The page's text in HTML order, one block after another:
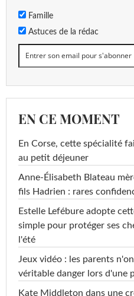
Famille
Astuces de la rédac
EN CE MOMENT
En Corse, cette spécialité
au petit déjeuner
Anne-Élisabeth Blateau
fils Hadrien : rares
Estelle Lefébure adopte
simple pour protéger ses
l'été
Jeux vidéo : les parents
véritable danger lors d'une
Kate Middleton dans une